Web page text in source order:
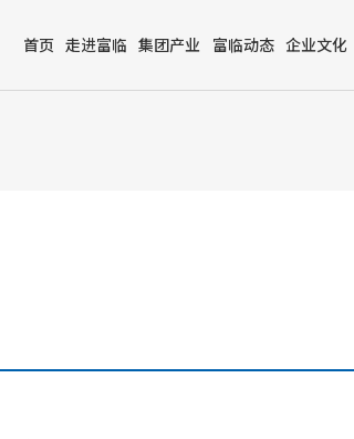
首页 走进富临 集团产业 富临动态 企业文化